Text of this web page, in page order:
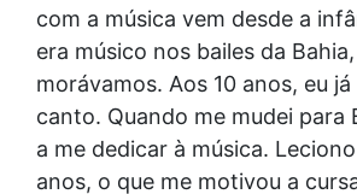
com a música vem desde a
era músico nos bailes da
morávamos. Aos 10 anos, eu
canto. Quando me mudei para
a me dedicar à música.
anos, o que me motivou a